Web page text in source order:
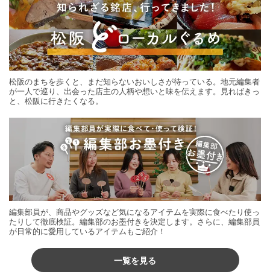
松阪のまちを歩くと、まだ知らないおいしさが待っている。地元編集者
が一人で巡り、出会った店主の人柄や想いと味を伝えます。見ればきっ
と、松阪に行きたくなる。
編集部員が、商品やグッズなど気になるアイテムを実際に食べたり使っ
たりして徹底検証。編集部のお墨付きを決定します。さらに、編集部員
が日常的に愛用しているアイテムもご紹介！
一覧を見る